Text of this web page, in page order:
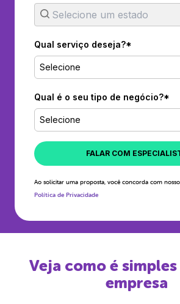
Qual serviço deseja?*
Selecione
Qual é o seu tipo de negócio?*
Selecione
FALAR COM
Ao solicitar uma proposta, você concorda com
Política de Privacidade
Veja como é
empresa